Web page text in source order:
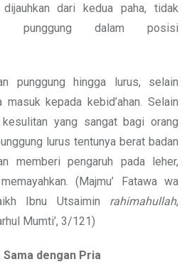
dari kedua paha, tidak
punggung dalam posisi
punggung hingga lurus, selain
kepada kebid’ahan. Selain
yang sangat bagi orang
lurus tentunya berat badan
memberi pengaruh pada leher,
(Majmu’ Fatawa wa
Ibnu Utsaimin rahimahullah,
Mumti’, 3/121)
Sama dengan Pria